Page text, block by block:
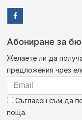
Абониране за
Желаете ли да
предложения чрез
Съгласен съм да
поща.